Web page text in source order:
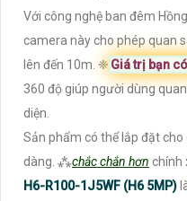
Với công nghệ ban đêm
camera này cho phép quan
lên đến 10m. ❈ Giá trị bạn
360 độ giúp người dùng
diện.
Sản phẩm có thể lắp đặt
dàng. ⁂chắc chắn hơn chính
H6-R100-1J5WF (H6 5MP)